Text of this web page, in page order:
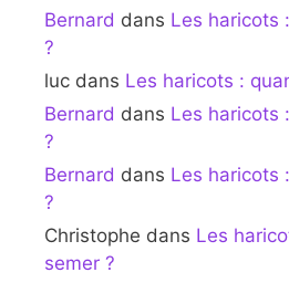
Bernard dans Les haricots
?
luc dans Les haricots :
Bernard dans Les haricots
?
Bernard dans Les haricots
?
Christophe dans Les
semer ?